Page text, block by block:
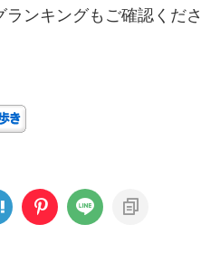
ンキングもご確認くださ